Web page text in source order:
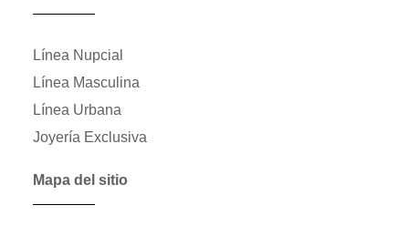
Línea Nupcial
Línea Masculina
Línea Urbana
Joyería Exclusiva
Mapa del sitio